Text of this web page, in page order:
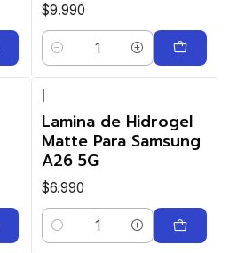
$9.990
Cantidad
Lamina de Hidrogel
Matte Para Samsung
A26 5G
$6.990
Cantidad